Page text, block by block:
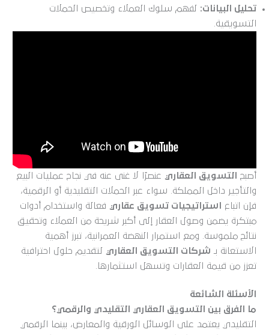
تحليل البيانات: لفهم سلوك العملاء وتخصيص الحملات
التسويقية.
أصبح التسويق العقاري
عنصرًا لا غنى عنه في نجاح عمليات البيع
والتأجير داخل المملكة. سواء عبر الحملات التقليدية أو الرقمية،
فإن اتباع
استراتيجيات تسويق عقاري
فعالة واستخدام أدوات
مبتكرة يضمن وصول العقار إلى أكبر شريحة من العملاء وتحقيق
نتائج ملموسة. ومع استمرار النهضة العمرانية، تبرز أهمية
الاستعانة بـ شركات التسويق العقاري
لتقديم حلول احترافية
تعزز من قيمة العقارات وتسهل استثمارها.
الأسئلة الشائعة
ما الفرق بين التسويق العقاري التقليدي والرقمي؟
التقليدي يعتمد على الوسائل الورقية والمعارض، بينما الرقمي